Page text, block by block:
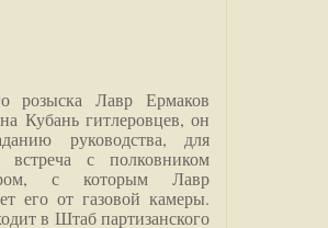
розыска Лавр Ермаков
Кубань гитлеровцев, он
руководства, для
встреча с полковником
с которым Лавр
его от газовой камеры.
в Штаб партизанского